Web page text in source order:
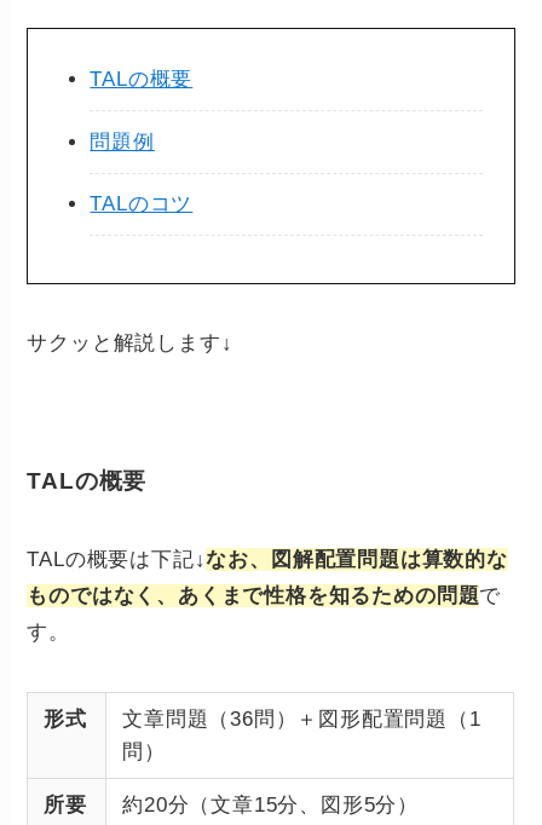
TALの概要
問題例
TALのコツ
サクッと解説します↓
TALの概要
TALの概要は下記↓なお、図解配置問題は算数的な
ものではなく、あくまで性格を知るための問題で
す。
形式
文章問題（36問）＋図形配置問題（1
問）
所要
約20分（文章15分、図形5分）